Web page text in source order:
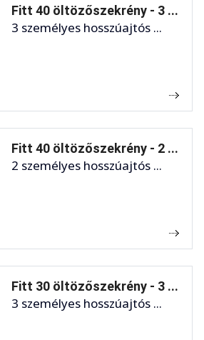
Fitt 40 öltözőszekrény - 3 ...
3 személyes hosszúajtós ...
Fitt 40 öltözőszekrény - 2 ...
2 személyes hosszúajtós ...
Fitt 30 öltözőszekrény - 3 ...
3 személyes hosszúajtós ...